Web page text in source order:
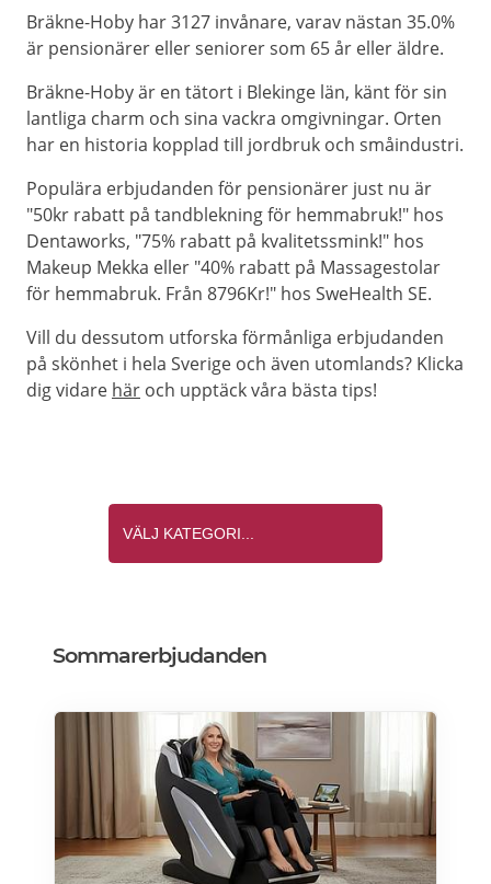
Bräkne-Hoby har 3127 invånare, varav nästan 35.0%
är pensionärer eller seniorer som 65 år eller äldre.
Bräkne-Hoby är en tätort i Blekinge län, känt för sin
lantliga charm och sina vackra omgivningar. Orten
har en historia kopplad till jordbruk och småindustri.
Populära erbjudanden för pensionärer just nu är
"50kr rabatt på tandblekning för hemmabruk!" hos
Dentaworks, "75% rabatt på kvalitetssmink!" hos
Makeup Mekka eller "40% rabatt på Massagestolar
för hemmabruk. Från 8796Kr!" hos SweHealth SE.
Vill du dessutom utforska förmånliga erbjudanden
på skönhet i hela Sverige och även utomlands? Klicka
dig vidare här och upptäck våra bästa tips!
Sommarerbjudanden